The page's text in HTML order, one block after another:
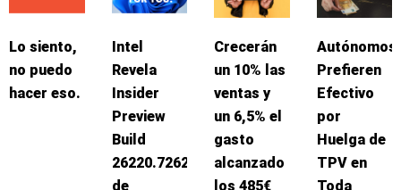
Lo siento,
no puedo
hacer eso.
Intel
Revela
Insider
Preview
Build
26220.7262
de
Crecerán
un 10% las
ventas y
un 6,5% el
gasto
alcanzado
los 485€
Autónomos
Prefieren
Efectivo
por
Huelga de
TPV en
Toda